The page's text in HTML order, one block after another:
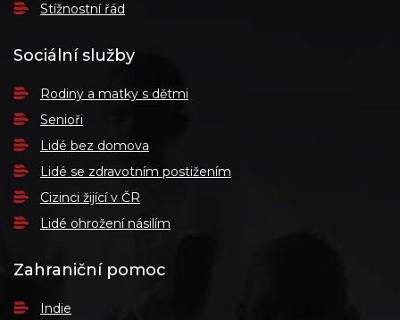
Stížnostní řád
Sociální služby
Rodiny a matky s dětmi
Senioři
Lidé bez domova
Lidé se zdravotním postižením
Cizinci žijící v ČR
Lidé ohrožení násilím
Zahraniční pomoc
Indie